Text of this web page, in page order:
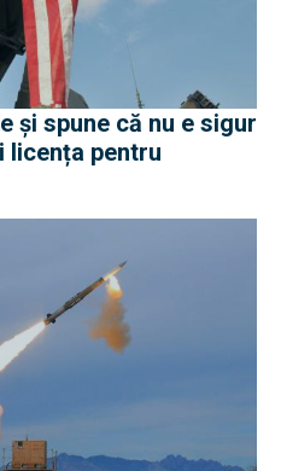
și spune că nu e sigur
licența pentru